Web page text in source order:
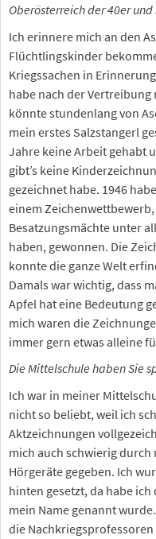
Oberösterreich der 40er und
Ich erinnere mich an den
Flüchtlingskinder
Kriegssachen in
habe nach der Vertreibung
könnte stundenlang von
mein erstes Salzstangerl
Jahre keine Arbeit gehabt
gibt’s keine
gezeichnet habe. 1946
einem
Besatzungsmächte unter
haben, gewonnen. Die
konnte die ganze Welt
Damals war wichtig, dass
Apfel hat eine Bedeutung
mich waren die
immer gern etwas alleine
Die Mittelschule haben Sie
Ich war in meiner
nicht so beliebt, weil ich
Aktzeichnungen
mich auch schwierig durch
Hörgeräte gegeben. Ich
hinten gesetzt, da habe
mein Name genannt
die